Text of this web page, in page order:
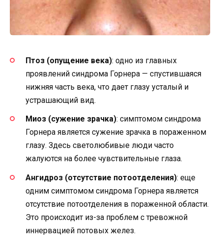
Птоз (опущение века): одно из главных
проявлений синдрома Горнера — спустившаяся
нижняя часть века, что дает глазу усталый и
устрашающий вид.
Миоз (сужение зрачка): симптомом синдрома
Горнера является сужение зрачка в пораженном
глазу. Здесь светолюбивые люди часто
жалуются на более чувствительные глаза.
Ангидроз (отсутствие потоотделения): еще
одним симптомом синдрома Горнера является
отсутствие потоотделения в пораженной области.
Это происходит из-за проблем с тревожной
иннервацией потовых желез.